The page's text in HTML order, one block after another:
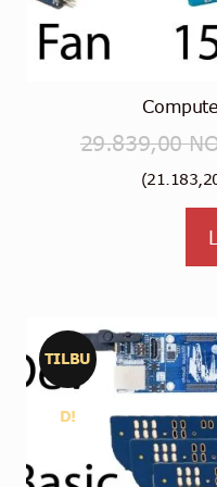
29.839,00
(
TILBU
D!